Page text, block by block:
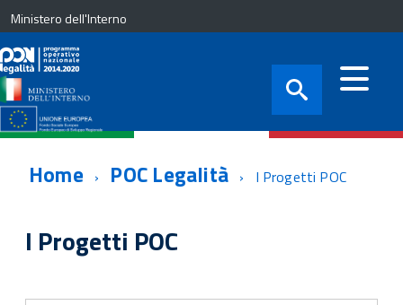
Ministero dell'Interno
Home POC Legalità I Progetti POC
I Progetti POC